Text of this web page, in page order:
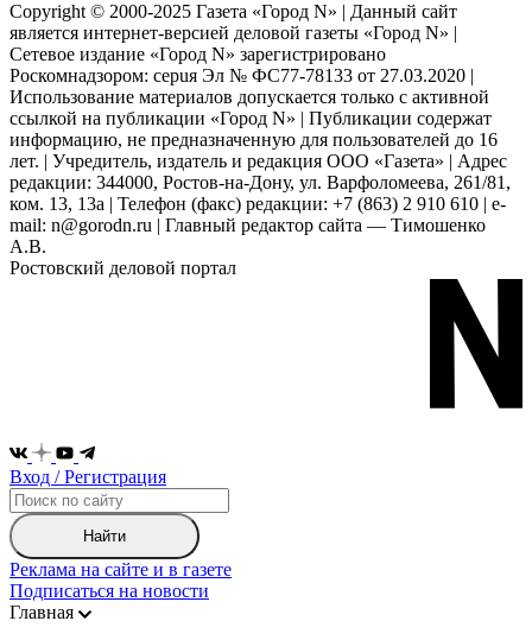
Copyright © 2000-2025 Газета «Город N» | Данный сайт
является интернет-версией деловой газеты «Город N» |
Сетевое издание «Город N» зарегистрировано
Роскомнадзором: серuя Эл № ФС77-78133 от 27.03.2020 |
Использование материалов допускается только с активной
ссылкой на публикации «Город N» | Публикации содержат
информацию, не предназначенную для пользователей до 16
лет. | Учредитель, издатель и редакция ООО «Газета» | Адрес
редакции: 344000, Ростов-на-Дону, ул. Варфоломеева, 261/81,
ком. 13, 13а | Телефон (факс) редакции: +7 (863) 2 910 610 | e-
mail: n@gorodn.ru | Главный редактор сайта — Тимошенко
А.В.
Ростовский деловой портал
Вход / Регистрация
Найти
Реклама на сайте и в газете
Подписаться на новости
Главная